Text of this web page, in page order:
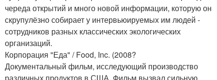
череда открытий и много новой информации, которую он
скрупулёзно собирает у интервьюируемых им людей -
сотрудников разных классических экологических
организаций.
Корпорация "Еда" / Food, Inc. (2008?
Документальный фильм, исследующий производство